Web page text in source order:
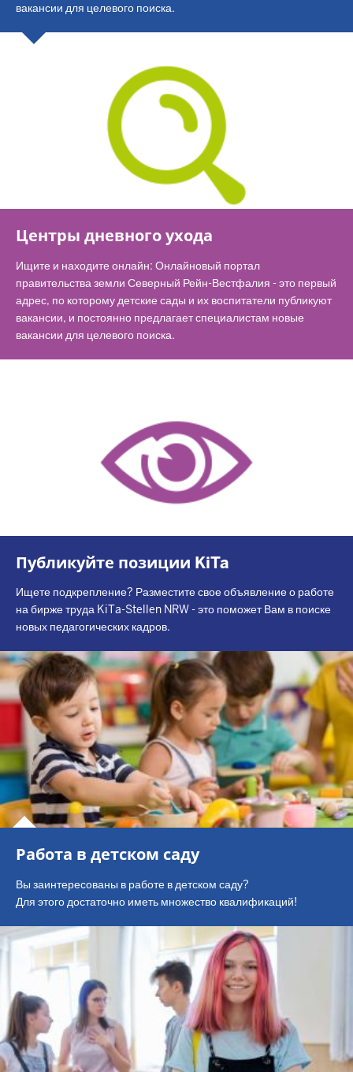
вакансии для целевого поиска.
Центры дневного ухода
Ищите и находите онлайн: Онлайновый портал
правительства земли Северный Рейн-Вестфалия - это первый
адрес, по которому детские сады и их воспитатели публикуют
вакансии, и постоянно предлагает специалистам новые
вакансии для целевого поиска.
Публикуйте позиции KiTa
Ищете подкрепление? Разместите свое объявление о работе
на бирже труда KiTa-Stellen NRW - это поможет Вам в поиске
новых педагогических кадров.
Работа в детском саду
Вы заинтересованы в работе в детском саду?
Для этого достаточно иметь множество квалификаций!